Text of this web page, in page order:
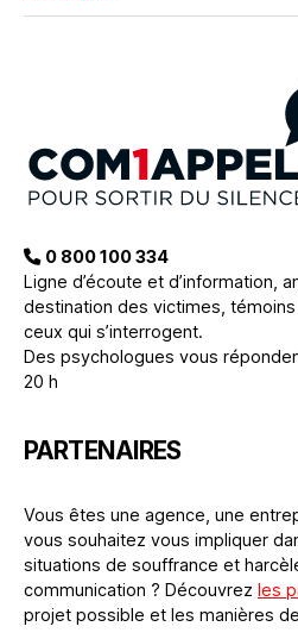
0 800 100 334
Ligne d’écoute et d’information,
destination des victimes,
ceux qui s’interrogent.
Des psychologues vous
20 h
PARTENAIRES
Vous êtes une agence, une
vous souhaitez vous impliquer
situations de souffrance et
communication ? Découvrez les
projet possible et les manières de